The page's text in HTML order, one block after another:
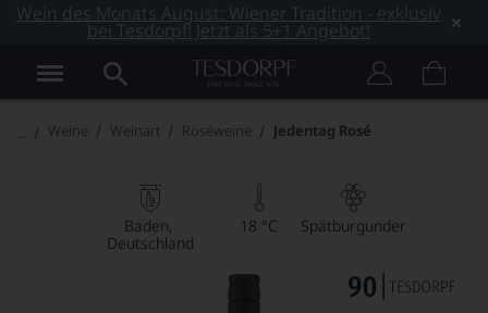
Wein des Monats August: Wiener Tradition - exklusiv
bei Tesdorpf! Jetzt als 5+1 Angebot!
Weine Weinart Roséweine Jedentag Rosé
Baden
Deutschland
18 °C Spätburgunder